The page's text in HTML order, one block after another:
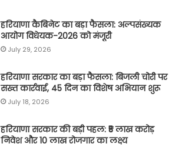
हरियाणा कैबिनेट का बड़ा फैसला: अल्पसंख्यक
आयोग विधेयक-2026 को मंजूरी
July 29, 2026
हरियाणा सरकार का बड़ा फैसला: बिजली चोरी पर
सख्त कार्रवाई, 45 दिन का विशेष अभियान शुरू
July 18, 2026
हरियाणा सरकार की बड़ी पहल: ₹5 लाख करोड़
निवेश और 10 लाख रोजगार का लक्ष्य